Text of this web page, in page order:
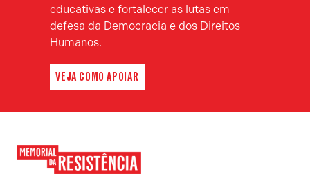
educativas e fortalecer as lutas em
defesa da Democracia e dos Direitos
Humanos.
VEJA COMO APOIAR